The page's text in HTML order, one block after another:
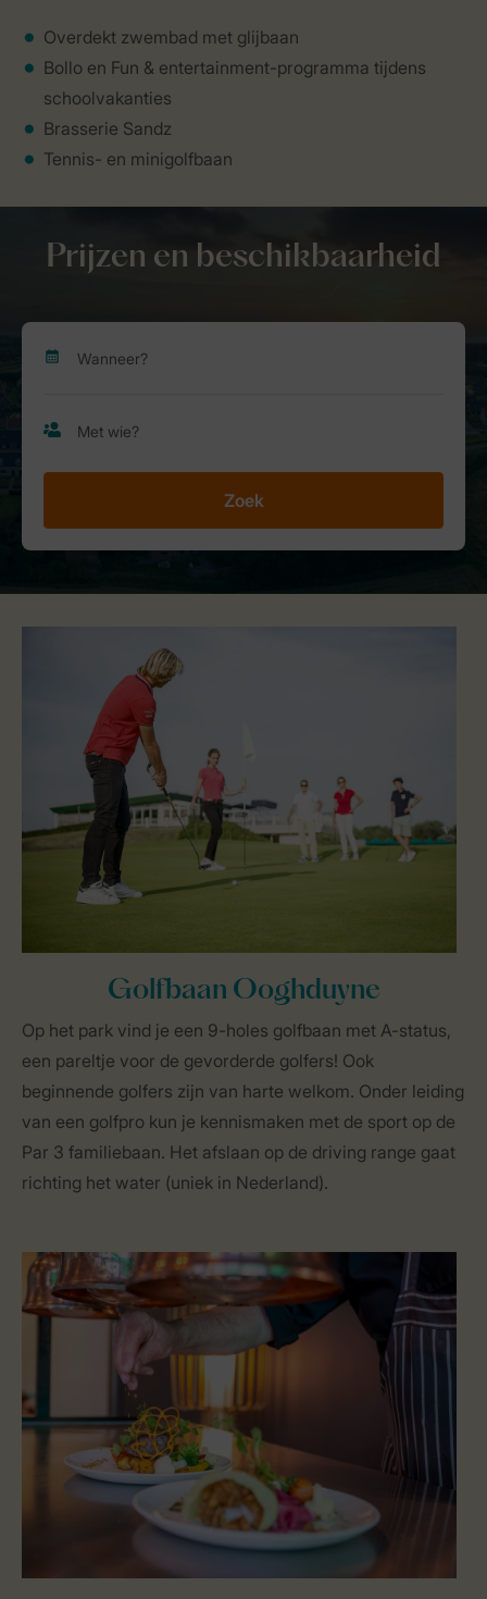
Overdekt zwembad met glijbaan
Bollo en Fun & entertainment-programma tijdens
schoolvakanties
Brasserie Sandz
Tennis- en minigolfbaan
Prijzen en beschikbaarheid
Zoek
Golfbaan Ooghduyne
Op het park vind je een 9-holes golfbaan met A-status,
een pareltje voor de gevorderde golfers! Ook
beginnende golfers zijn van harte welkom. Onder leiding
van een golfpro kun je kennismaken met de sport op de
Par 3 familiebaan. Het afslaan op de driving range gaat
richting het water (uniek in Nederland).